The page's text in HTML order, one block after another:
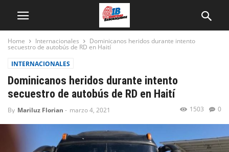
Home Internacionales Dominicanos heridos durante intento
secuestro de autobús de RD en Haití
INTERNACIONALES
Dominicanos heridos durante intento
secuestro de autobús de RD en Haití
By Mariluz Florian - marzo 4, 2021 0
1503